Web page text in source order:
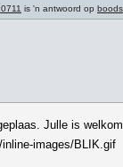
is 'n antwoord op
Julle is